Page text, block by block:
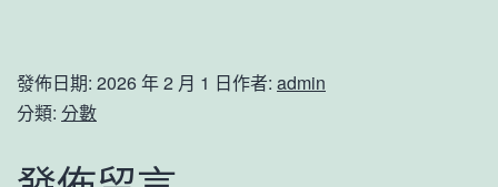
發佈日期: 2026 年 2 月 1 日作者: admin
分類: 分數